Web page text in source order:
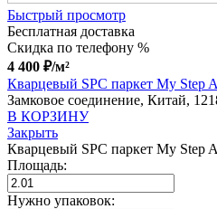
Быстрый просмотр
Бесплатная доставка
Скидка по телефону %
4 400 ₽/м²
Кварцевый SPC паркет My Step
Замковое соединение, Китай,
В КОРЗИНУ
Закрыть
Кварцевый SPC паркет My Step
Площадь:
Нужно упаковок: